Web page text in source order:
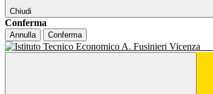
Chiudi
Conferma
Annulla Conferma